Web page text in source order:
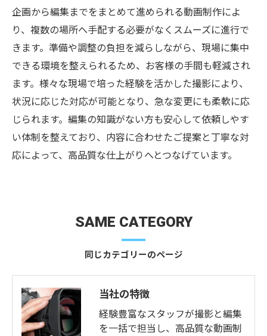
企画から編集までをまとめて進められる動画制作によ
り、複数の場所へ手配する必要がなくスムーズに進行で
きます。準備や調整の負担を減らしながら、現場に集中
できる環境を整えられるため、お客様の手間も軽減され
ます。様々な現場で培った経験を活かした撮影により、
状況に応じた対応が可能となり、急な変更にも柔軟に応
じられます。編集の知識がない方も安心して依頼しやす
い体制を整えており、内容に合わせたご提案と丁寧な対
応によって、高品質な仕上がりへとつなげています。
同じカテゴリーのページ
SAME CATEGORY
当社の特徴
経験豊富なスタッフが撮影と編集
を一括で担当し、高品質な動画制